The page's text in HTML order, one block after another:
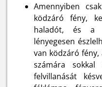
Amennyiben
ködzáró fény,
haladót, és a
lényegesen
van ködzáró
számára
felvillanását